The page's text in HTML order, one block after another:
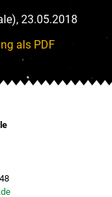
23.05.2018
als PDF